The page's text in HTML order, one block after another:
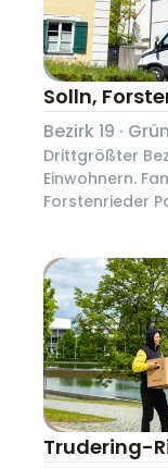
Solln,
Bezirk 19 ·
Drittgrößter
Einwohnern.
Forstenrieder
Trudering-